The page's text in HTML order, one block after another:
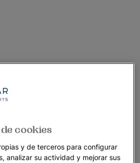
cookies
y de terceros para configurar
analizar su actividad y mejorar sus